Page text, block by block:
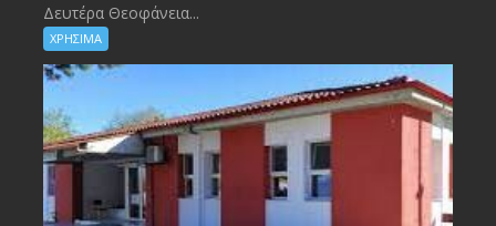
Δευτέρα Θεοφάνεια...
ΧΡΗΣΙΜΑ